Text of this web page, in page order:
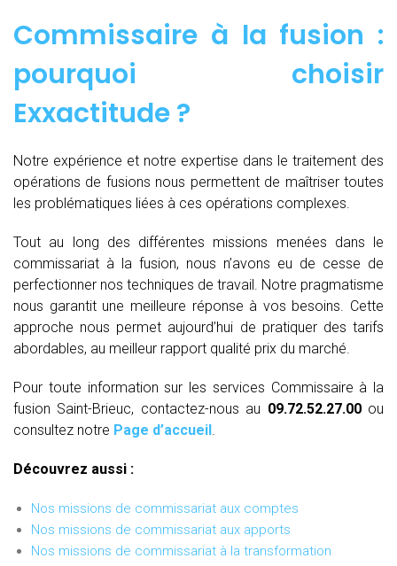
Commissaire à la fusion :
pourquoi choisir
Exxactitude ?
Notre expérience et notre expertise dans le traitement des
opérations de fusions nous permettent de maîtriser toutes
les problématiques liées à ces opérations complexes.
Tout au long des différentes missions menées dans le
commissariat à la fusion, nous n’avons eu de cesse de
perfectionner nos techniques de travail. Notre pragmatisme
nous garantit une meilleure réponse à vos besoins. Cette
approche nous permet aujourd’hui de pratiquer des tarifs
abordables, au meilleur rapport qualité prix du marché.
Pour toute information sur les services Commissaire à la
fusion Saint-Brieuc, contactez-nous au 09.72.52.27.00ou
consultez notre Page d’accueil
Découvrez aussi :
Nos missions de commissariat aux comptes
Nos missions de commissariat aux apports
Nos missions de commissariat à la transformation